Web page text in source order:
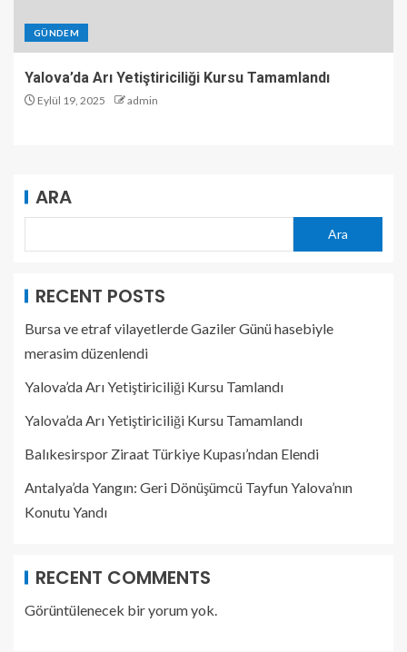
GÜNDEM
Yalova’da Arı Yetiştiriciliği Kursu Tamamlandı
Eylül 19, 2025 admin
ARA
Ara
RECENT POSTS
Bursa ve etraf vilayetlerde Gaziler Günü hasebiyle
merasim düzenlendi
Yalova’da Arı Yetiştiriciliği Kursu Tamlandı
Yalova’da Arı Yetiştiriciliği Kursu Tamamlandı
Balıkesirspor Ziraat Türkiye Kupası’ndan Elendi
Antalya’da Yangın: Geri Dönüşümcü Tayfun Yalova’nın
Konutu Yandı
RECENT COMMENTS
Görüntülenecek bir yorum yok.